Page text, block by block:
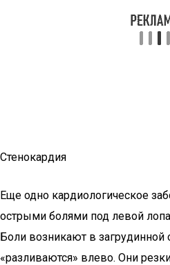
Стенокардия
Еще одно кардиологическое
острыми болями под левой
Боли возникают в загрудинной
«разливаются» влево. Они